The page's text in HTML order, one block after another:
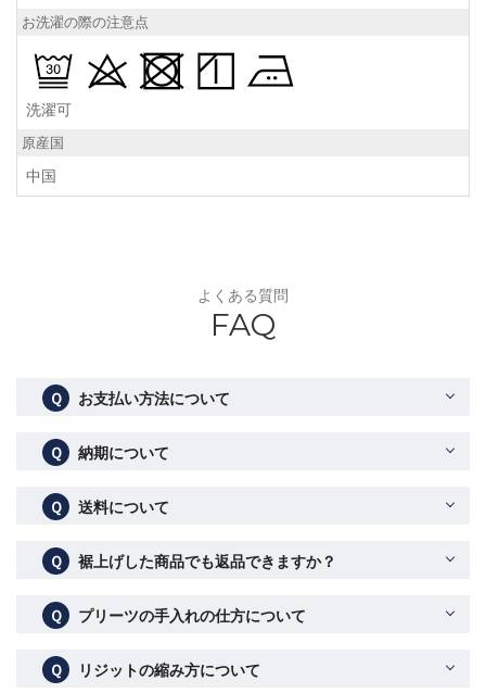
お洗濯の際の注意点
洗濯可
原産国
中国
よくある質問
FAQ
Ｑ お支払い方法について
Ｑ 納期について
Ｑ 送料について
Ｑ 裾上げした商品でも返品できますか？
Ｑ プリーツの手入れの仕方について
Ｑ リジットの縮み方について